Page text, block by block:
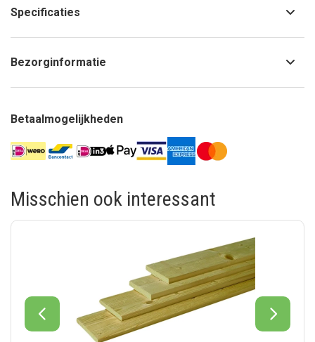
Specificaties
Bezorginformatie
Betaalmogelijkheden
Misschien ook interessant